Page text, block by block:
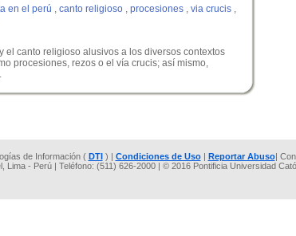
en el perú , canto religioso , procesiones , via crucis ,
el canto religioso alusivos a los diversos contextos
procesiones, rezos o el vía crucis; así mismo,
de Información ( DTI) | Condiciones de Uso| Reportar Abuso|
Lima - Perú | Teléfono: (511) 626-2000 | © 2016 Pontificia Universidad